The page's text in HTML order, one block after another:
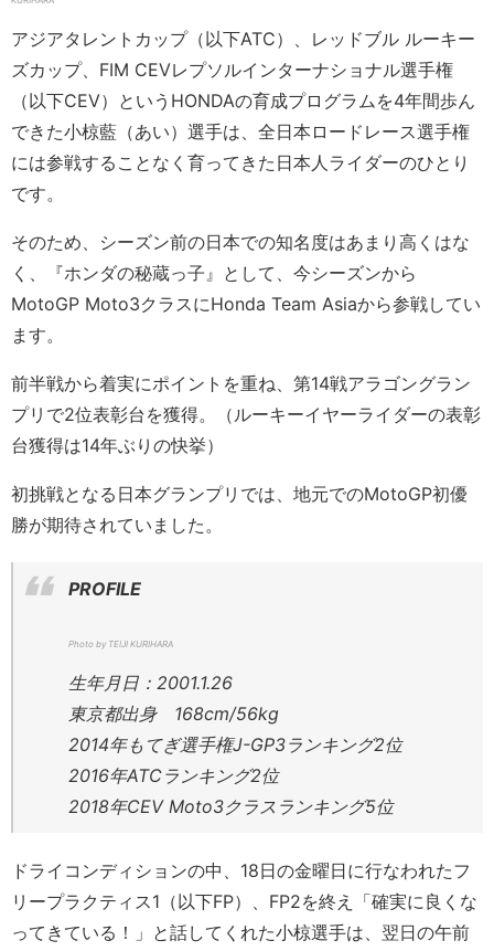
アジアタレントカップ（以下ATC）、レッドブル ルーキー
ズカップ、FIM CEVレプソルインターナショナル選手権
（以下CEV）というHONDAの育成プログラムを4年間歩ん
できた小椋藍（あい）選手は、全日本ロードレース選手権
には参戦することなく育ってきた日本人ライダーのひとり
です。
そのため、シーズン前の日本での知名度はあまり高くはな
く、『ホンダの秘蔵っ子』として、今シーズンから
MotoGP Moto3クラスにHonda Team Asiaから参戦してい
ます。
前半戦から着実にポイントを重ね、第14戦アラゴングラン
プリで2位表彰台を獲得。（ルーキーイヤーライダーの表彰
台獲得は14年ぶりの快挙）
初挑戦となる日本グランプリでは、地元でのMotoGP初優
勝が期待されていました。
PROFILE
Photo by TEIJI KURIHARA
生年月日：2001.1.26
東京都出身 168cm/56kg
2014年もてぎ選手権J-GP3ランキング2位
2016年ATCランキング2位
2018年CEV Moto3クラスランキング5位
ドライコンディションの中、18日の金曜日に行なわれたフ
リープラクティス1（以下FP）、FP2を終え「確実に良くな
ってきている！」と話してくれた小椋選手は、翌日の午前